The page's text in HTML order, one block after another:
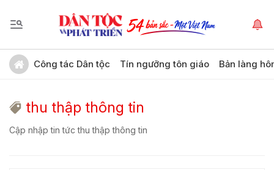
Công tác Dân tộc Tín ngưỡng tôn giáo Bản làng
thu thập thông tin
Cập nhập tin tức thu thập thông tin